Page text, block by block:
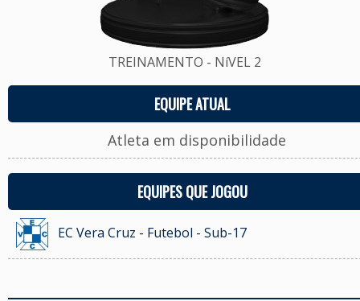
TREINAMENTO - NíVEL 2
EQUIPE ATUAL
Atleta em disponibilidade
EQUIPES QUE JOGOU
EC Vera Cruz - Futebol - Sub-17